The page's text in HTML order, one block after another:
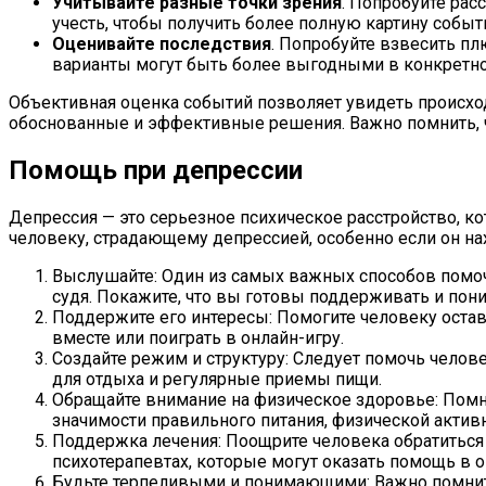
учесть, чтобы получить более полную картину
Оценивайте последствия. Попробуйте взвесить
варианты могут быть более выгодными в
Объективная оценка событий позволяет увидеть
обоснованные и эффективные решения. Важно помнить,
Помощь при депрессии
Депрессия — это серьезное психическое расстройство,
человеку, страдающему депрессией, особенно если он
Выслушайте: Один из самых важных способов
судя. Покажите, что вы готовы поддерживать и
Поддержите его интересы: Помогите человеку
вместе или поиграть в онлайн-игру.
Создайте режим и структуру: Следует помочь
для отдыха и регулярные приемы пищи.
Обращайте внимание на физическое здоровье:
значимости правильного питания, физической
Поддержка лечения: Поощрите человека
психотерапевтах, которые могут оказать помощь в
Будьте терпеливыми и понимающими: Важно